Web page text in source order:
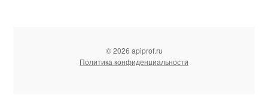
© 2026 apiprof.ru
Политика конфиденциальности